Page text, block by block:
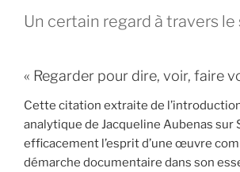
Un certain regard à travers le
« Regarder pour dire, voir, faire
Cette citation extraite de
analytique de Jacqueline Aubenas sur
efficacement l’esprit d’une œuvre
démarche documentaire dans son